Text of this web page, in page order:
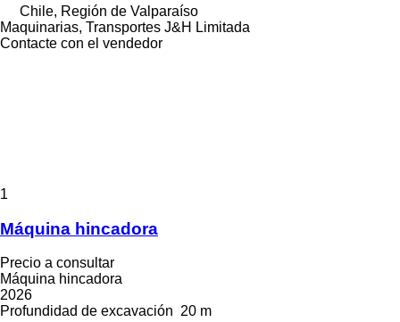
Chile, Región de Valparaíso
Maquinarias, Transportes J&H Limitada
Contacte con el vendedor
1
Máquina hincadora
Precio a consultar
Máquina hincadora
2026
Profundidad de excavación 20 m